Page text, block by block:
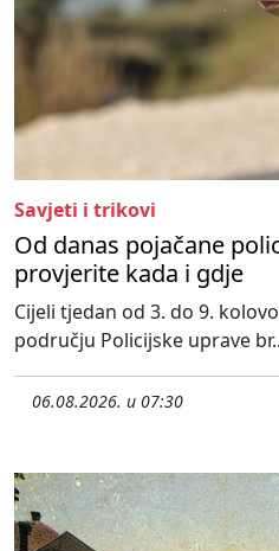
Savjeti i trikovi
Od danas pojačane
provjerite kada i gdje
Cijeli tjedan od 3. do 9.
području Policijske uprave
06.08.2026. u 07:30